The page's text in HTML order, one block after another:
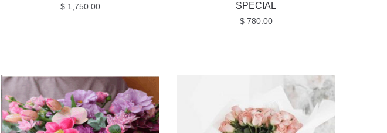
opciones
la
página
de
producto
$ 1,750.00 SPECIAL
$780.00